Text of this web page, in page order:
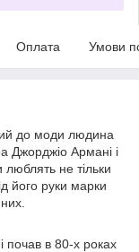
Оплата Умови
до моди людина
Джорджіо Армані і
не тільки
його руки марки
почав в 80-х роках